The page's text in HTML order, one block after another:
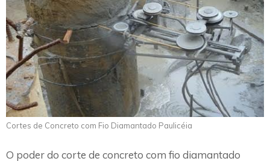
Cortes de Concreto com Fio Diamantado Paulicéia
O poder do corte de concreto com fio diamantado